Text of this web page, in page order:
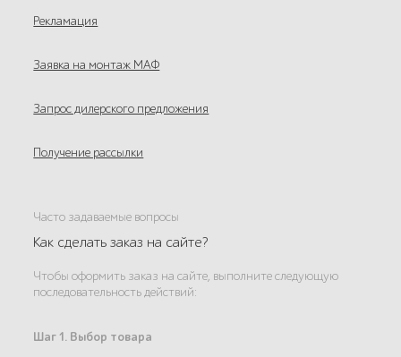
Рекламация
Заявка на монтаж МАФ
Запрос дилерского предложения
Получение рассылки
Часто задаваемые вопросы
Как сделать заказ на сайте?
Чтобы оформить заказ на сайте, выполните следующую
последовательность действий:
Шаг 1. Выбор товара